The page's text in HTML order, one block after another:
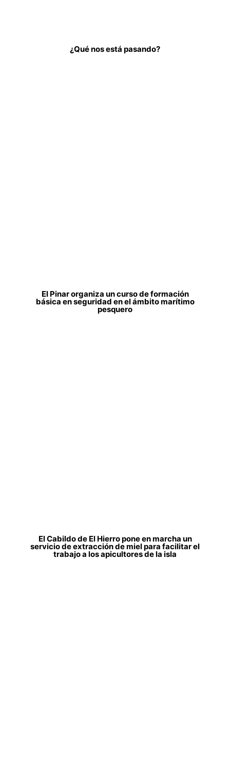
¿Qué nos está pasando?
El Pinar organiza un curso de formación
básica en seguridad en el ámbito marítimo
pesquero
El Cabildo de El Hierro pone en marcha un
servicio de extracción de miel para facilitar el
trabajo a los apicultores de la isla